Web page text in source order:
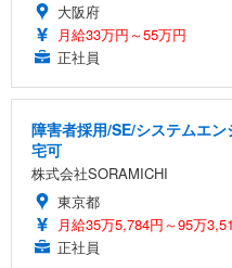
ANDWINT オフ
ト 幅52×奥行
￥4,139
【MiniLED/
像低減 (3年保
￥34,980
アイリスオーヤ
￥3,731
大阪府
月給33万円～55万円
正社員
障害者採用/SE/システムエ
宅可
株式会社SORAMICHI
東京都
月給35万5,784円～95万
正社員